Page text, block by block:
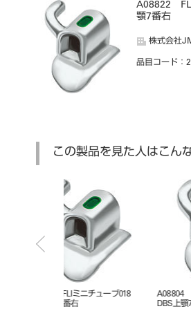
A08822
顎7番右
株式会社
品目コード ：
この製品を見た人はこん
A08805 FLIミニチューブ018
DBS上顎7番左